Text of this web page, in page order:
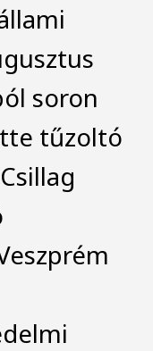
soron
tűzoltó